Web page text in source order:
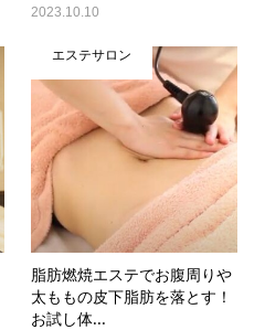
2023.10.10
エステサロン
脂肪燃焼エステでお腹周りや
太ももの皮下脂肪を落とす！
お試し体...